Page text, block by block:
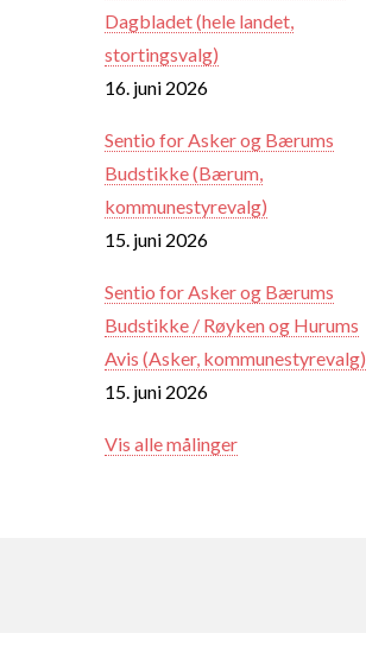
Dagbladet (hele landet,
stortingsvalg)
16. juni 2026
Sentio for Asker og Bærums
Budstikke (Bærum,
kommunestyrevalg)
15. juni 2026
Sentio for Asker og Bærums
Budstikke / Røyken og Hurums
Avis (Asker, kommunestyrevalg)
15. juni 2026
Vis alle målinger